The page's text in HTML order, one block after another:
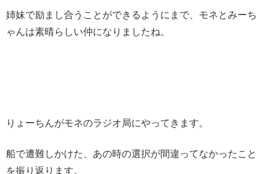
姉妹で励まし合うことができるようにまで、モネとみーち
ゃんは素晴らしい仲になりましたね。
りょーちんがモネのラジオ局にやってきます。
船で遭難しかけた、あの時の選択が間違ってなかったこと
を振り返ります。